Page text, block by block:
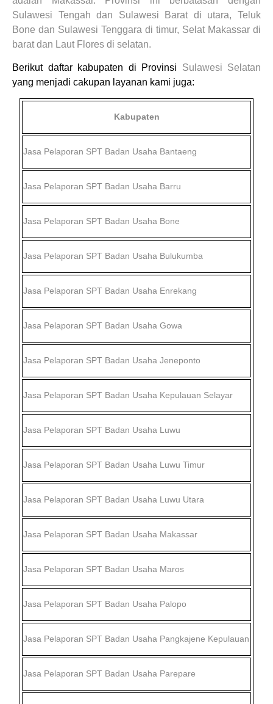
Sulawesi Tengah dan Sulawesi Barat di utara, Teluk
Bone dan Sulawesi Tenggara di timur, Selat Makassar di
barat dan Laut Flores di selatan.
Berikut daftar kabupaten di Provinsi Sulawesi Selatan
yang menjadi cakupan layanan kami juga:
Kabupaten
Jasa Pelaporan SPT Badan Usaha Bantaeng
Jasa Pelaporan SPT Badan Usaha Barru
Jasa Pelaporan SPT Badan Usaha Bone
Jasa Pelaporan SPT Badan Usaha Bulukumba
Jasa Pelaporan SPT Badan Usaha Enrekang
Jasa Pelaporan SPT Badan UsahaGowa
Jasa Pelaporan SPT Badan UsahaJeneponto
Jasa Pelaporan SPT Badan Usaha Kepulauan Selayar
Jasa Pelaporan SPT Badan Usaha Luwu
Jasa Pelaporan SPT Badan Usaha Luwu Timur
Jasa Pelaporan SPT Badan Usaha Luwu Utara
Jasa Pelaporan SPT Badan Usaha Makassar
Jasa Pelaporan SPT Badan Usaha Maros
Jasa Pelaporan SPT Badan Usaha Palopo
Jasa Pelaporan SPT Badan Usaha Pangkajene Kepulauan
Jasa Pelaporan SPT Badan Usaha Parepare